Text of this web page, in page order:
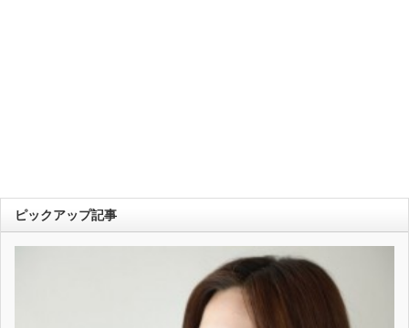
ピックアップ記事